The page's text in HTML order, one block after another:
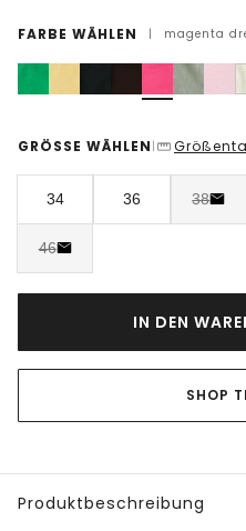
FARBE WÄHLEN | magenta
GRÖSSE WÄHLEN |
34 36 38
46
IN DEN
SHOP
Produktbeschreibung